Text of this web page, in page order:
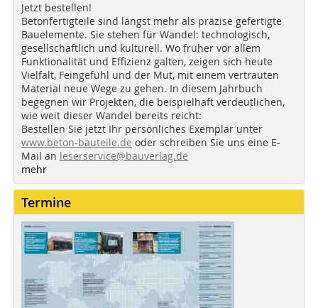
Jetzt bestellen!
Betonfertigteile sind längst mehr als präzise gefertigte
Bauelemente. Sie stehen für Wandel: technologisch,
gesellschaftlich und kulturell. Wo früher vor allem
Funktionalität und Effizienz galten, zeigen sich heute
Vielfalt, Feingefühl und der Mut, mit einem vertrauten
Material neue Wege zu gehen. In diesem Jahrbuch
begegnen wir Projekten, die beispielhaft verdeutlichen,
wie weit dieser Wandel bereits reicht:
Bestellen Sie jetzt Ihr persönliches Exemplar unter
www.beton-bauteile.de oder schreiben Sie uns eine E-
Mail an leserservice@bauverlag.de
mehr
Termine